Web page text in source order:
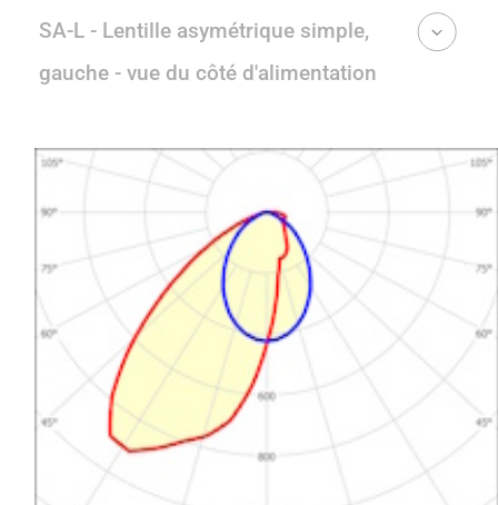
SA-L - Lentille asymétrique simple,
gauche - vue du côté d'alimentation